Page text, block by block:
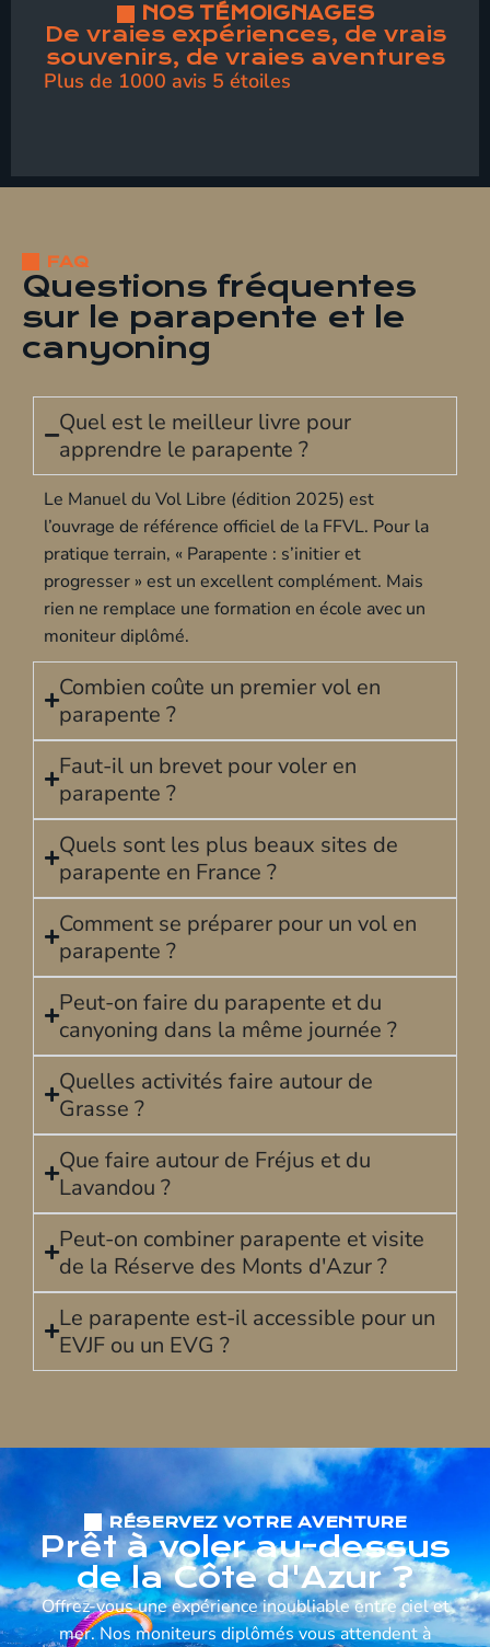
NOS TÉMOIGNAGES
De vraies expériences, de vrais
souvenirs, de vraies aventures
Plus de 1000 avis 5 étoiles
FAQ
Questions fréquentes
sur le parapente et le
canyoning
Quel est le meilleur livre pour
apprendre le parapente ?
Le Manuel du Vol Libre (édition 2025) est
l’ouvrage de référence officiel de la FFVL. Pour la
pratique terrain, « Parapente : s’initier et
progresser » est un excellent complément. Mais
rien ne remplace une formation en école avec un
moniteur diplômé.
Combien coûte un premier vol en
parapente ?
Faut-il un brevet pour voler en
parapente ?
Quels sont les plus beaux sites de
parapente en France ?
Comment se préparer pour un vol en
parapente ?
Peut-on faire du parapente et du
canyoning dans la même journée ?
Quelles activités faire autour de
Grasse ?
Que faire autour de Fréjus et du
Lavandou ?
Peut-on combiner parapente et visite
de la Réserve des Monts d'Azur ?
Le parapente est-il accessible pour un
EVJF ou un EVG ?
RÉSERVEZ VOTRE AVENTURE
Prêt à voler au-dessus
de la Côte d'Azur ?
Offrez-vous une expérience inoubliable entre ciel et
mer. Nos moniteurs diplômés vous attendent à